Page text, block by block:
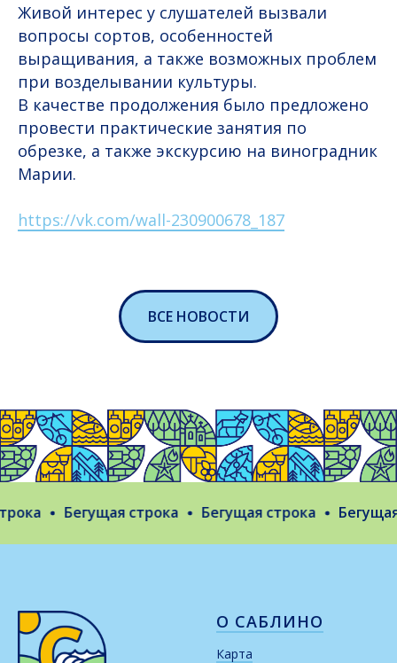
Живой интерес у слушателей вызвали
вопросы сортов, особенностей
выращивания, а также возможных проблем
при возделывании культуры.
В качестве продолжения было предложено
провести практические занятия по
обрезке, а также экскурсию на виноградник
Марии.
https://vk.com/wall-230900678_187
ВСЕ НОВОСТИ
Бегущая строка Бегущая строка Бегущая
О САБЛИНО
Карта